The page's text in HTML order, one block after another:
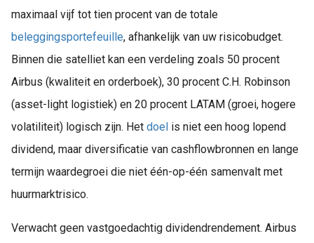
maximaal vijf tot tien procent van de totale
beleggingsportefeuille, afhankelijk van uw risicobudget.
Binnen die satelliet kan een verdeling zoals 50 procent
Airbus (kwaliteit en orderboek), 30 procent C.H. Robinson
(asset-light logistiek) en 20 procent LATAM (groei, hogere
volatiliteit) logisch zijn. Het doel is niet een hoog lopend
dividend, maar diversificatie van cashflowbronnen en lange
termijn waardegroei die niet één-op-één samenvalt met
huurmarktrisico.
Verwacht geen vastgoedachtig dividendrendement. Airbus